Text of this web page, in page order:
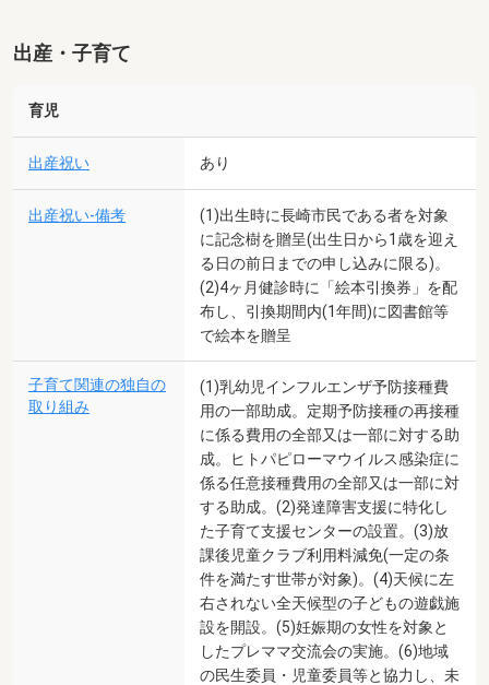
出産・子育て
育児
出産祝い あり
出産祝い-備考
(1)出生時に長崎市民である者を対象
に記念樹を贈呈(出生日から1歳を迎え
る日の前日までの申し込みに限る)。
(2)4ヶ月健診時に「絵本引換券」を配
布し、引換期間内(1年間)に図書館等
で絵本を贈呈
子育て関連の独自の
取り組み
(1)乳幼児インフルエンザ予防接種費
用の一部助成。定期予防接種の再接種
に係る費用の全部又は一部に対する助
成。ヒトパピローマウイルス感染症に
係る任意接種費用の全部又は一部に対
する助成。(2)発達障害支援に特化し
た子育て支援センターの設置。(3)放
課後児童クラブ利用料減免(一定の条
件を満たす世帯が対象)。(4)天候に左
右されない全天候型の子どもの遊戯施
設を開設。(5)妊娠期の女性を対象と
したプレママ交流会の実施。(6)地域
の民生委員・児童委員等と協力し、未